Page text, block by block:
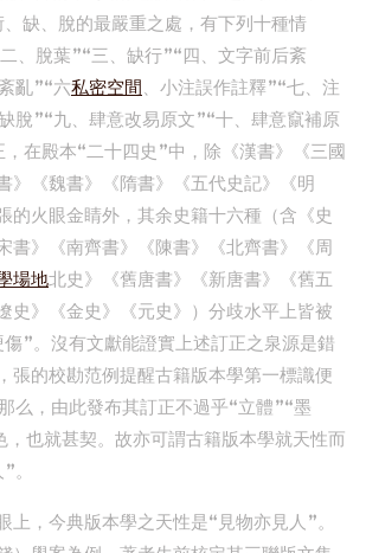
缺、脫的最嚴重之處，有下列十種情
、脫葉”“三、缺行”“四、文字前后紊
亂”“六私密空間、小注誤作註釋”“七、注
脫”“九、肆意改易原文”“十、肆意竄補原
在殿本“二十四史”中，除《漢書》《三國
》《魏書》《隋書》《五代史記》《明
的火眼金睛外，其余史籍十六種（含《史
書》《南齊書》《陳書》《北齊書》《周
場地北史》《舊唐書》《新唐書》《舊五
史》《金史》《元史》）分歧水平上皆被
”。沒有文獻能證實上述訂正之泉源是錯
張的校勘范例提醒古籍版本學第一標識便
么，由此發布其訂正不過乎“立體”“墨
也就甚契。故亦可謂古籍版本學就天性而
。
上，今典版本學之天性是“見物亦見人”。